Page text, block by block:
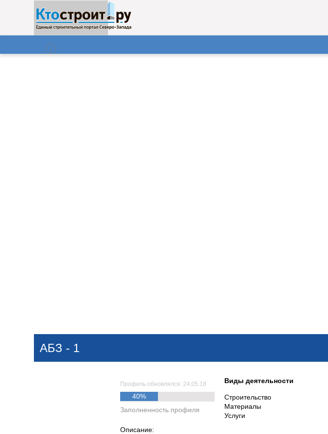
Поиск
НОВОСТИ
АБЗ - 1
Профиль обновлялся: 24.05.18
40%
Заполненность профиля
Виды деятельности
Строительство
Материалы
Услуги
Описание: